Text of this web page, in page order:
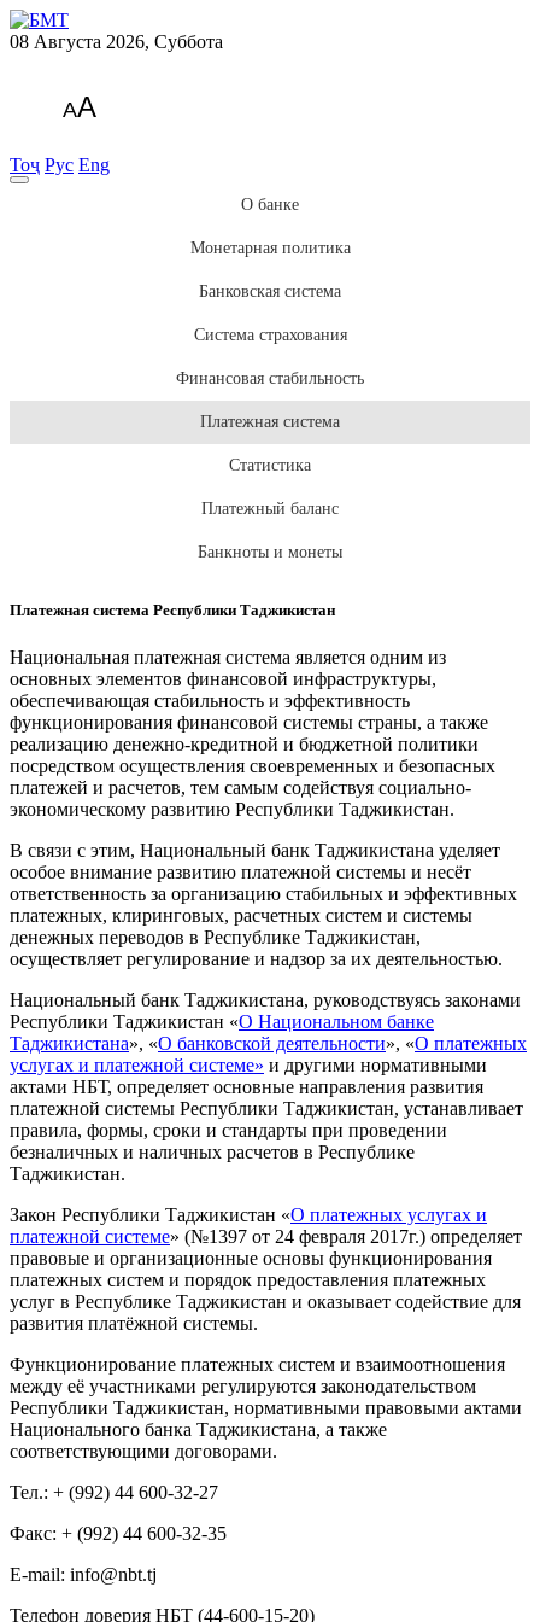
08 Августа 2026, Суббота
AA
Тоҷ Рус Eng
О банке
Монетарная политика
Банковская система
Система страхования
Финансовая стабильность
Платежная система
Статистика
Платежный баланс
Банкноты и монеты
Платежная система Республики Таджикистан
Национальная платежная система является одним из
основных элементов финансовой инфраструктуры,
обеспечивающая стабильность и эффективность
функционирования финансовой системы страны, а также
реализацию денежно-кредитной и бюджетной политики
посредством осуществления своевременных и безопасных
платежей и расчетов, тем самым содействуя социально-
экономическому развитию Республики Таджикистан.
В связи с этим, Национальный банк Таджикистана уделяет
особое внимание развитию платежной системы и несёт
ответственность за организацию стабильных и эффективных
платежных, клиринговых, расчетных систем и системы
денежных переводов в Республике Таджикистан,
осуществляет регулирование и надзор за их деятельностью.
Национальный банк Таджикистана, руководствуясь законами
Республики Таджикистан «О Национальном банке
Таджикистана», «О банковской деятельности», «О платежных
услугах и платежной системе» и другими нормативными
актами НБТ, определяет основные направления развития
платежной системы Республики Таджикистан, устанавливает
правила, формы, сроки и стандарты при проведении
безналичных и наличных расчетов в Республике
Таджикистан.
Закон Республики Таджикистан «О платежных услугах и
платежной системе» (№1397 от 24 февраля 2017г.) определяет
правовые и организационные основы функционирования
платежных систем и порядок предоставления платежных
услуг в Республике Таджикистан и оказывает содействие для
развития платёжной системы.
Функционирование платежных систем и взаимоотношения
между её участниками регулируются законодательством
Республики Таджикистан, нормативными правовыми актами
Национального банка Таджикистана, а также
соответствующими договорами.
Тел.: + (992) 44 600-32-27
Факс: + (992) 44 600-32-35
Е-mail: info@nbt.tj
Телефон доверия НБТ (44-600-15-20)